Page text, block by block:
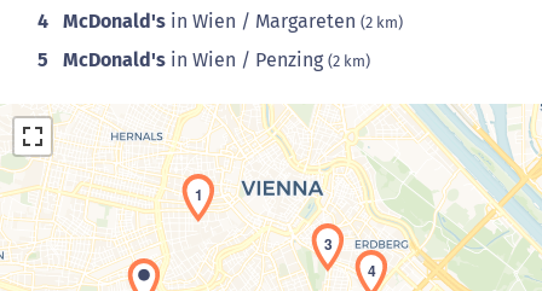
4 McDonald's in Wien / Margareten (2 km)
5 McDonald's in Wien / Penzing (2 km)
1
3
4